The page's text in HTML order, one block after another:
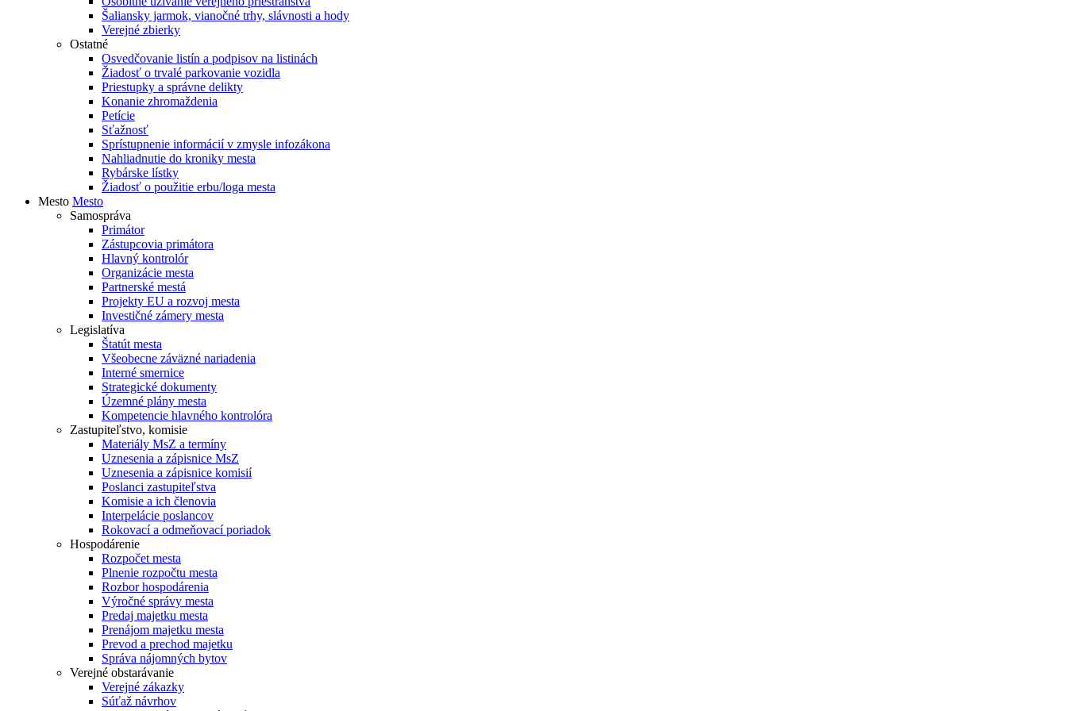
Šaliansky jarmok, vianočné trhy, slávnosti a hody
Verejné zbierky
Ostatné
Osvedčovanie listín a podpisov na listinách
Žiadosť o trvalé parkovanie vozidla
Priestupky a správne delikty
Konanie zhromaždenia
Petície
Sťažnosť
Sprístupnenie informácií v zmysle infozákona
Nahliadnutie do kroniky mesta
Rybárske lístky
Žiadosť o použitie erbu/loga mesta
Mesto Mesto
Samospráva
Primátor
Zástupcovia primátora
Hlavný kontrolór
Organizácie mesta
Partnerské mestá
Projekty EU a rozvoj mesta
Investičné zámery mesta
Legislatíva
Štatút mesta
Všeobecne záväzné nariadenia
Interné smernice
Strategické dokumenty
Územné plány mesta
Kompetencie hlavného kontrolóra
Zastupiteľstvo, komisie
Materiály MsZ a termíny
Uznesenia a zápisnice MsZ
Uznesenia a zápisnice komisií
Poslanci zastupiteľstva
Komisie a ich členovia
Interpelácie poslancov
Rokovací a odmeňovací poriadok
Hospodárenie
Rozpočet mesta
Plnenie rozpočtu mesta
Rozbor hospodárenia
Výročné správy mesta
Predaj majetku mesta
Prenájom majetku mesta
Prevod a prechod majetku
Správa nájomných bytov
Verejné obstarávanie
Verejné zákazky
Súťaž návrhov